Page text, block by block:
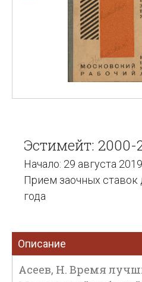
Эстимейт: 2000-
Начало: 29 августа
Прием заочных ставок
года
Описание
Асеев, Н. Время